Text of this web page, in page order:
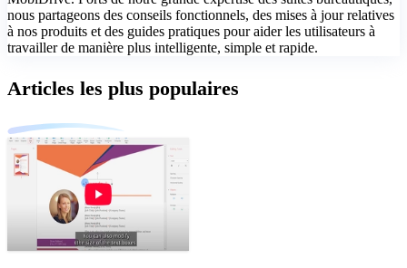
nous partageons des conseils fonctionnels, des mises à jour relatives
à nos produits et des guides pratiques pour aider les utilisateurs à
travailler de manière plus intelligente, simple et rapide.
Articles les plus populaires